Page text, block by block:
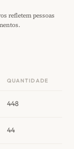
refletem pessoas
QUANTIDADE
448
44